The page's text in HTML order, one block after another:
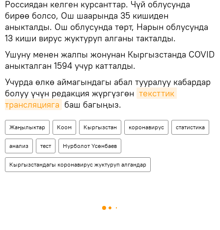
Россиядан келген курсанттар. Чүй облусунда
бирөө болсо, Ош шаарында 35 кишиден
аныкталды. Ош облусунда төрт, Нарын облусунда
13 киши вирус жуктуруп алганы такталды.
Ушуну менен жалпы жонунан Кыргызстанда COVID
аныкталган 1594 учур катталды.
Учурда өлкө аймагындагы абал тууралуу кабардар
болуу үчүн редакция жүргүзгөн тексттик
трансляцияга баш багыңыз.
Жаңылыктар Коом Кыргызстан коронавирус статистика
анализ тест Нурболот Үсөнбаев
Кыргызстандагы коронавирус жуктуруп алгандар